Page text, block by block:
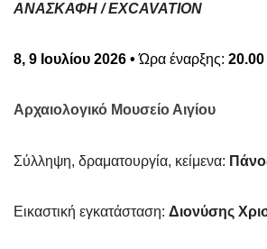
ΑΝΑΣΚΑΦΗ /EXCAVATION
8, 9 Ιουλίου 2026 • Ώρα έναρξης: 20.00
Αρχαιολογικό Μουσείο Αιγίου
Σύλληψη, δραματουργία, κείμενα:
Εικαστική εγκατάσταση: Διονύσης